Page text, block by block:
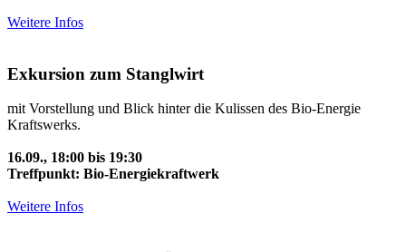
Weitere Infos
Exkursion zum Stanglwirt
mit Vorstellung und Blick hinter die Kulissen des Bio-Energie
Kraftswerks.
16.09., 18:00 bis 19:30
Treffpunkt: Bio-Energiekraftwerk
Weitere Infos